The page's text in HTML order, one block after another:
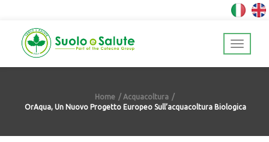
Home
Acquacoltura
OrAqua, Un Nuovo Progetto Europeo Sull’acquacoltura Biologica